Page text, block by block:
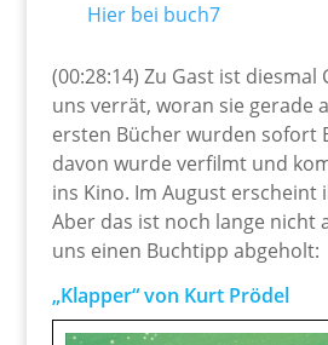
Hier bei buch7
(00:28:14) Zu Gast ist diesmal
uns verrät, woran sie gerade
ersten Bücher wurden sofort
davon wurde verfilmt und
ins Kino. Im August erscheint
Aber das ist noch lange nicht
uns einen Buchtipp abgeholt:
„Klapper“ von Kurt Prödel